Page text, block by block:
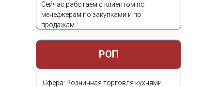
РОП
Сфера: Розничная торговля кухнями
Сейчас работаем с клиентом по
менеджерам по закупками и по
продажам